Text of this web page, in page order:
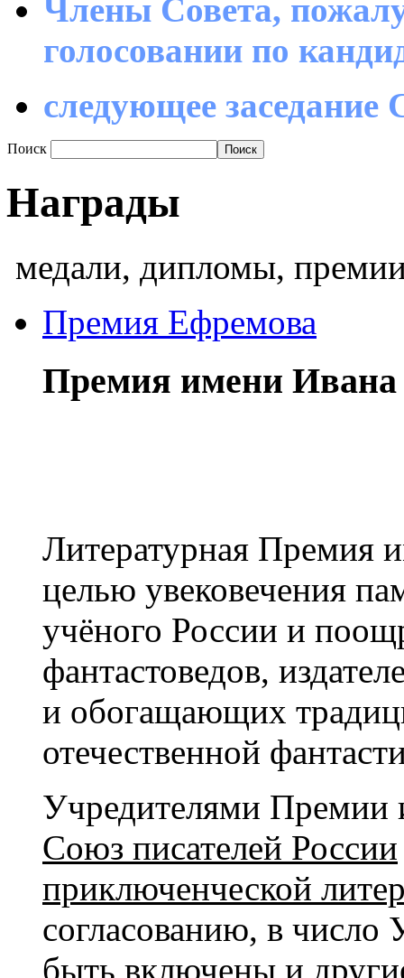
Члены Совета,
голосовании по
следующее заседание
Поиск
Награды
медали, дипломы,
Премия Ефремова
Премия имени
Литературная Премия
целью увековечения
учёного России и
фантастоведов,
и обогащающих
отечественной
Учредителями
Союз писателей России
приключенческой
согласованию, в
быть включены и